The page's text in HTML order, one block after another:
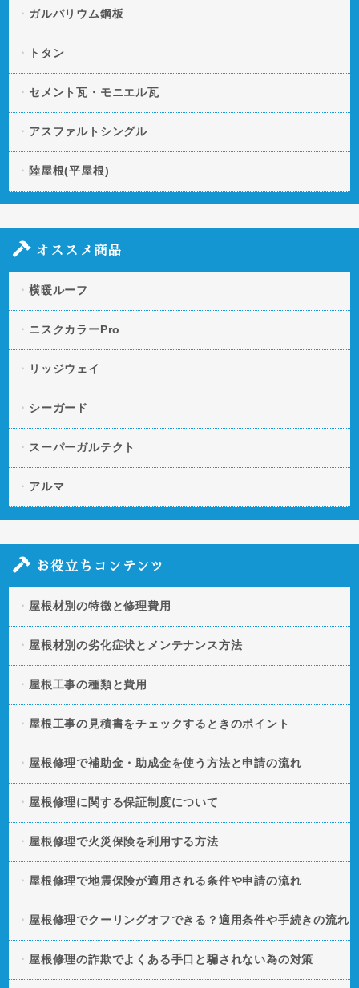
ガルバリウム鋼板
トタン
セメント瓦・モニエル瓦
アスファルトシングル
陸屋根(平屋根)
オススメ商品
横暖ルーフ
ニスクカラーPro
リッジウェイ
シーガード
スーパーガルテクト
アルマ
お役立ちコンテンツ
屋根材別の特徴と修理費用
屋根材別の劣化症状とメンテナンス方法
屋根工事の種類と費用
屋根工事の見積書をチェックするときのポイント
屋根修理で補助金・助成金を使う方法と申請の流れ
屋根修理に関する保証制度について
屋根修理で火災保険を利用する方法
屋根修理で地震保険が適用される条件や申請の流れ
屋根修理でクーリングオフできる？適用条件や手続きの流れ
屋根修理の詐欺でよくある手口と騙されない為の対策